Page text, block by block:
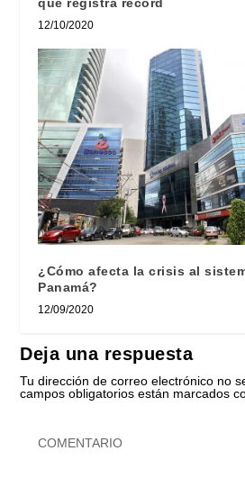
que registra récord
12/10/2020
¿Cómo afecta la crisis al
Panamá?
12/09/2020
Deja una respuesta
Tu dirección de correo electrónico no
campos obligatorios están marcados